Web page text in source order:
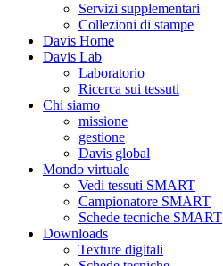
Servizi supplementari
Collezioni di stampe
Davis Home
Davis Lab
Laboratorio
Ricerca sui tessuti
Chi siamo
missione
gestione
Davis global
Mondo virtuale
Vedi tessuti SMART
Campionatore SMART
Schede tecniche SMART
Downloads
Texture digitali